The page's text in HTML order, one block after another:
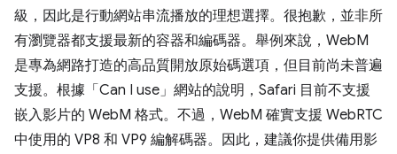
級，因此是行動網站串流播放的理想選擇。很抱歉，並非所
有瀏覽器都支援最新的容器和編碼器。舉例來說，WebM
是專為網路打造的高品質開放原始碼選項，但目前尚未普遍
支援。根據「Can I use」 網站的說明，Safari 目前不支援
嵌入影片的 WebM 格式。不過，WebM 確實支援 WebRTC
中使用的 VP8 和 VP9 編解碼器。因此，建議你提供備用影